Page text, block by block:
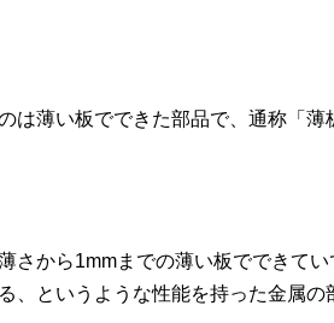
は薄い板でできた部品で、通称「薄
さから1mmまでの薄い板でできて
、というような性能を持った金属の